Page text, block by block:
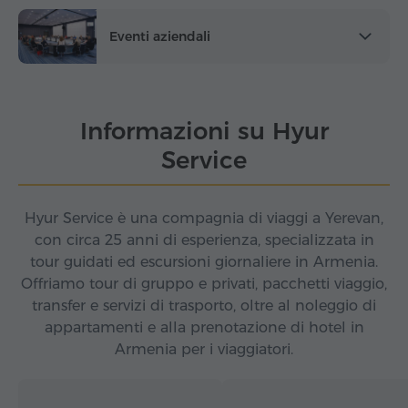
Eventi aziendali
Informazioni su Hyur
Service
Hyur Service è una compagnia di viaggi a Yerevan,
con circa 25 anni di esperienza, specializzata in
tour guidati ed escursioni giornaliere in Armenia.
Offriamo tour di gruppo e privati, pacchetti viaggio,
transfer e servizi di trasporto, oltre al noleggio di
appartamenti e alla prenotazione di hotel in
Armenia per i viaggiatori.